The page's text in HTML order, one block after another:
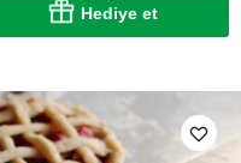
Hediye et